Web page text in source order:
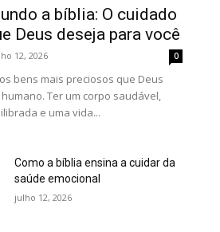
a bíblia: O cuidado
Deus deseja para você
12, 2026 0
bens mais preciosos que Deus
Ter um corpo saudável,
e uma vida...
Como a bíblia ensina a cuidar da
saúde emocional
julho 12, 2026